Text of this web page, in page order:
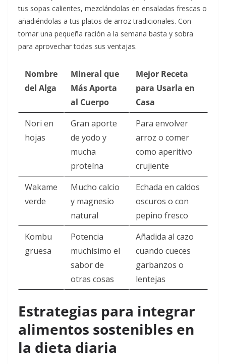
tus sopas calientes, mezclándolas en ensaladas frescas o
añadiéndolas a tus platos de arroz tradicionales. Con
tomar una pequeña ración a la semana basta y sobra
para aprovechar todas sus ventajas.
Nombre
del Alga
Mineral que
Más Aporta
al Cuerpo
Mejor Receta
para Usarla en
Casa
Nori en
hojas
Gran aporte
de yodo y
mucha
proteína
Para envolver
arroz o comer
como aperitivo
crujiente
Wakame
verde
Mucho calcio
y magnesio
natural
Echada en caldos
oscuros o con
pepino fresco
Kombu
gruesa
Potencia
muchísimo el
sabor de
otras cosas
Añadida al cazo
cuando cueces
garbanzos o
lentejas
Estrategias para integrar
alimentos sostenibles en
la dieta diaria